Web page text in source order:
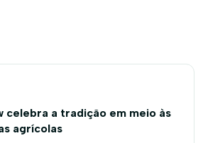
celebra a tradição em meio às
agrícolas